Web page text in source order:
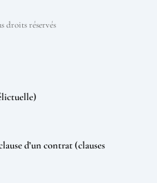
droits réservés
d’un contrat (clauses